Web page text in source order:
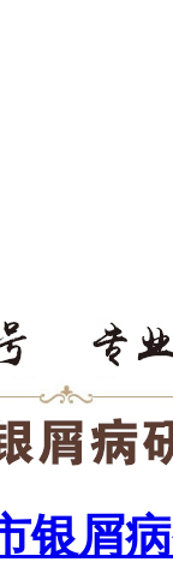
银屑